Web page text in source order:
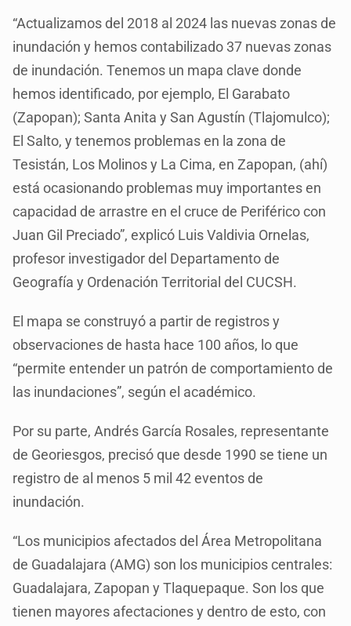
“Actualizamos del 2018 al 2024 las nuevas zonas de
inundación y hemos contabilizado 37 nuevas zonas
de inundación. Tenemos un mapa clave donde
hemos identificado, por ejemplo, El Garabato
(Zapopan); Santa Anita y San Agustín (Tlajomulco);
El Salto, y tenemos problemas en la zona de
Tesistán, Los Molinos y La Cima, en Zapopan, (ahí)
está ocasionando problemas muy importantes en
capacidad de arrastre en el cruce de Periférico con
Juan Gil Preciado”, explicó Luis Valdivia Ornelas,
profesor investigador del Departamento de
Geografía y Ordenación Territorial del CUCSH.
El mapa se construyó a partir de registros y
observaciones de hasta hace 100 años, lo que
“permite entender un patrón de comportamiento de
las inundaciones”, según el académico.
Por su parte, Andrés García Rosales, representante
de Georiesgos, precisó que desde 1990 se tiene un
registro de al menos 5 mil 42 eventos de
inundación.
“Los municipios afectados del Área Metropolitana
de Guadalajara (AMG) son los municipios centrales:
Guadalajara, Zapopan y Tlaquepaque. Son los que
tienen mayores afectaciones y dentro de esto, con